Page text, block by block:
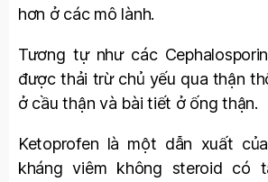
hơn ở các mô lành.
Tương tự như các
được thải trừ chủ yếu qua thận
ở cầu thận và bài tiết ở ống thận.
Ketoprofen là một dẫn xuất
kháng viêm không steroid có